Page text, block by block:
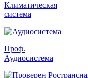
Климатическая
система
Проф.
Аудиосистема